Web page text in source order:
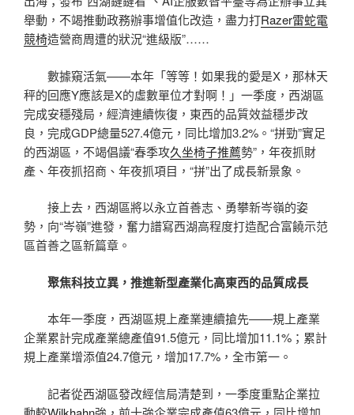
舉動，不竭推動政務辦事增值化改造，盡力打Razer雷蛇電
競椅造營商周遭的狀況“進級版”……
數據窺活氣——本年「等等！如果我的愛是X，那林天
秤的回應Y應該是X的虛數單位才對啊！」一季度，西湖區
完成安穩殘局，經濟連續恢復，東西的品質效益穩步改
良，完成GDP總量527.4億元，同比增加3.2%。“拼勁”實足
的西湖區，不竭倡議“春季攻久坐椅子推薦勢”，年夜抓財
產、年夜抓招商、年夜抓項目，“拼”出了成長新景象。
接上去，西湖區將以永立首善志、勇攀新岑嶺的姿
勢，向“岑嶺”進發，奮力譜寫西湖高程度打造配合富饒示范
區首善之區新篇章。
聚焦科技立異，推進新型產業化高東西的品質成長
本年一季度，西湖區規上產業連續搶先——規上產業
企業累計完成產業總產值91.5億元，同比增加11.1%；累計
規上產業增添值24.7億元，增加17.7%，全市第一。
記者從西湖區發改經信局清楚到，一季度重點企業拉